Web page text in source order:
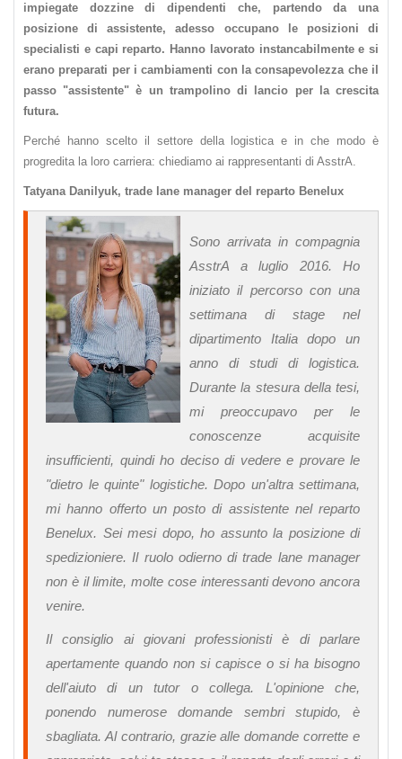
impiegate dozzine di dipendenti che, partendo da una
posizione di assistente, adesso occupano le posizioni di
specialisti e capi reparto. Hanno lavorato instancabilmente e si
erano preparati per i cambiamenti con la consapevolezza che il
passo "assistente" è un trampolino di lancio per la crescita
futura.
Perché hanno scelto il settore della logistica e in che modo è
progredita la loro carriera: chiediamo ai rappresentanti di AsstrA.
Tatyana Danilyuk, trade lane manager del reparto Benelux
Sono arrivata in compagnia
AsstrA a luglio 2016. Ho
iniziato il percorso con una
settimana di stage nel
dipartimento Italia dopo un
anno di studi di logistica.
Durante la stesura della tesi,
mi preoccupavo per le
conoscenze acquisite
insufficienti, quindi ho deciso di vedere e provare le
"dietro le quinte" logistiche. Dopo un'altra settimana,
mi hanno offerto un posto di assistente nel reparto
Benelux. Sei mesi dopo, ho assunto la posizione di
spedizioniere. Il ruolo odierno di trade lane manager
non è il limite, molte cose interessanti devono ancora
venire.
Il consiglio ai giovani professionisti è di parlare
apertamente quando non si capisce o si ha bisogno
dell'aiuto di un tutor o collega. L'opinione che,
ponendo numerose domande sembri stupido, è
sbagliata. Al contrario, grazie alle domande corrette e